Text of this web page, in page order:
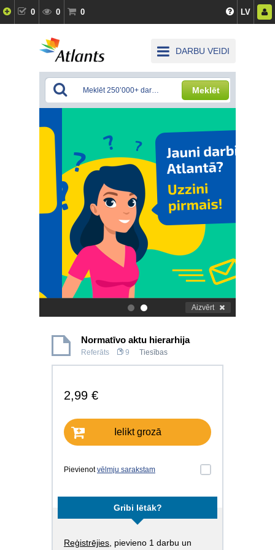
0 0 0 LV
DARBU VEIDI
Meklēt
. Aizvērt
Normatīvo aktu hierarhija
Referāts 9 Tiesības
2,99 €
Ielikt grozā
Pievienotvēlmju sarakstam
Gribi lētāk?
Reģistrējies , pievieno 1 darbu un